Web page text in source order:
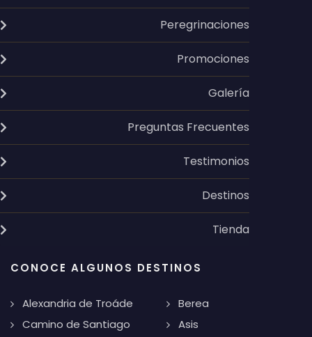
Peregrinaciones
Promociones
Galería
Preguntas Frecuentes
Testimonios
Destinos
Tienda
CONOCE ALGUNOS DESTINOS
Alexandria de Troáde
Camino de Santiago
Berea
Asis